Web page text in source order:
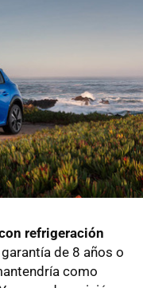
refrigeración
de 8 años o
como